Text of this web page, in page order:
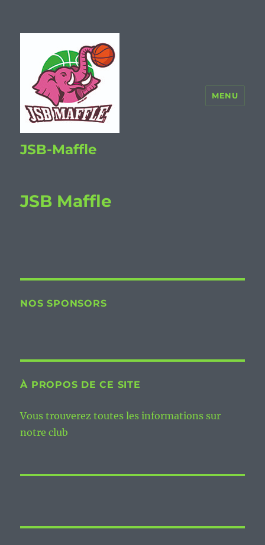
JSB-Maffle
MENU
JSB Maffle
NOS SPONSORS
À PROPOS DE CE SITE
Vous trouverez toutes les informations sur
notre club